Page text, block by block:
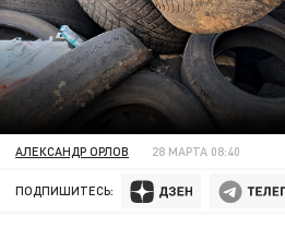
АЛЕКСАНДР ОРЛОВ 28 МАРТА 08:40
ПОДПИШИТЕСЬ: